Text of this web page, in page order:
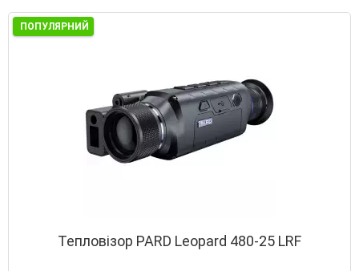
ПОПУЛЯРНИЙ
Тепловізор PARD Leopard 480-25 LRF